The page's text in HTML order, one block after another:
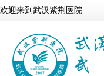
欢迎来到武汉紫荆医院